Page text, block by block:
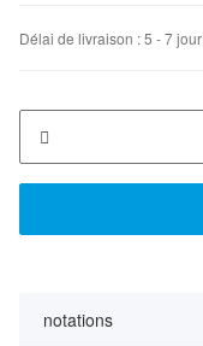
Délai de livraison :5 - 7
notations